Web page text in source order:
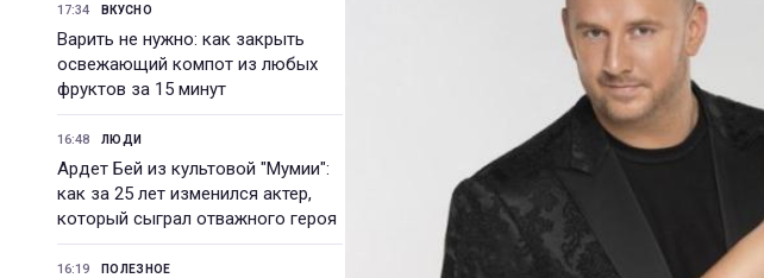
17:34 ВКУСНО
Варить не нужно: как закрыть
освежающий компот из любых
фруктов за 15 минут
16:48 ЛЮДИ
Ардет Бей из культовой "Мумии":
как за 25 лет изменился актер,
который сыграл отважного героя
16:19 ПОЛЕЗНОЕ